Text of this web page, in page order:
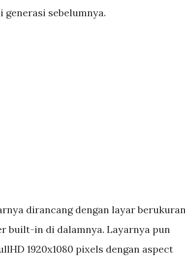
generasi sebelumnya.
dirancang dengan layar
built-in di dalamnya. Layarnya pun
1920x1080 pixels dengan aspect